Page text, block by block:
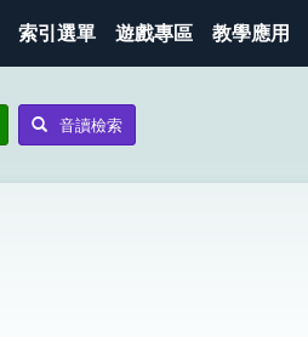
索引選單 遊戲專區 教學應用
音讀檢索